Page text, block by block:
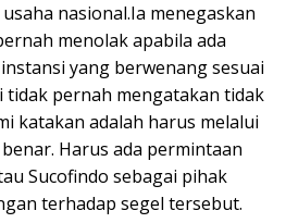
nasional.Ia menegaskan
menolak apabila ada
yang berwenang sesuai
tidak pernah mengatakan tidak
katakan adalah harus melalui
Harus ada permintaan
Sucofindo sebagai pihak
terhadap segel tersebut.